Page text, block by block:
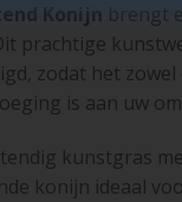
Konijn brengt
prachtige
zodat het
is aan uw
kunstgras
konijn ideaal